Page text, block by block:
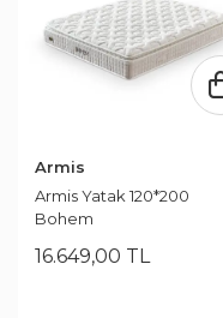
Armis
Armis Yatak 120*200
Bohem
16.649,00 TL